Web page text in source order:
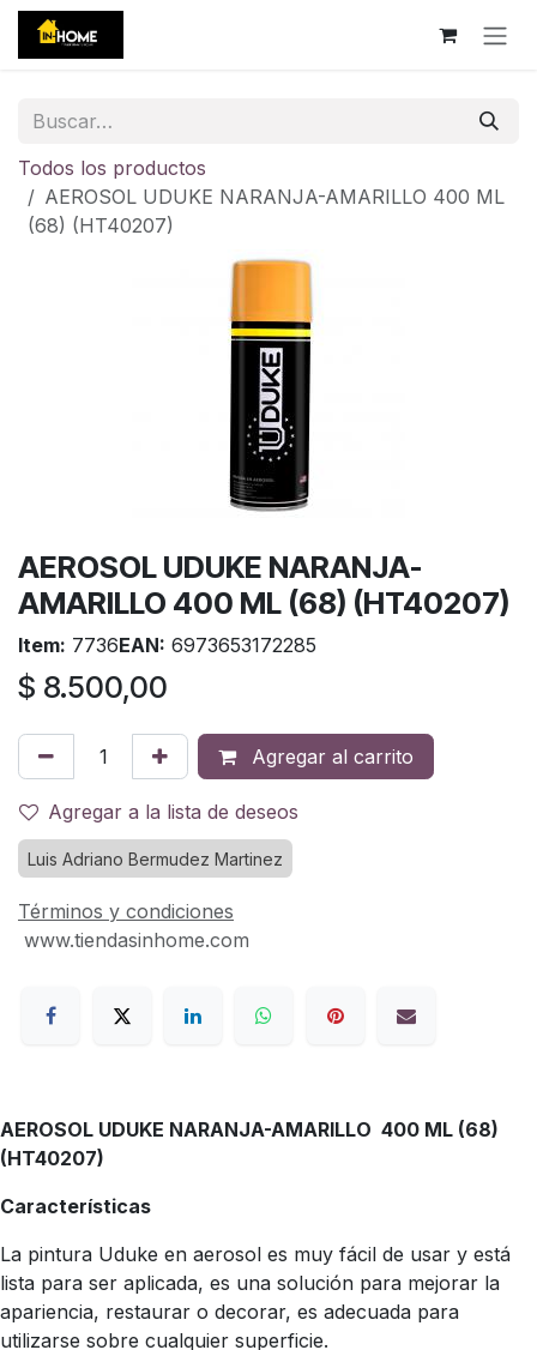
Ir al contenido
Todos los productos
AEROSOL UDUKE NARANJA-AMARILLO 400 ML
(68) (HT40207)
AEROSOL UDUKE NARANJA-
AMARILLO 400 ML (68) (HT40207)
Item: 7736EAN: 6973653172285
$ 8.500,00
Agregar al carrito
Agregar a la lista de deseos
Luis Adriano Bermudez Martinez
Términos y condiciones
www.tiendasinhome.com
AEROSOL UDUKE NARANJA-AMARILLO 400 ML (68)
(HT40207)
Características
La pintura Uduke en aerosol es muy fácil de usar y está
lista para ser aplicada, es una solución para mejorar la
apariencia, restaurar o decorar, es adecuada para
utilizarse sobre cualquier superficie.